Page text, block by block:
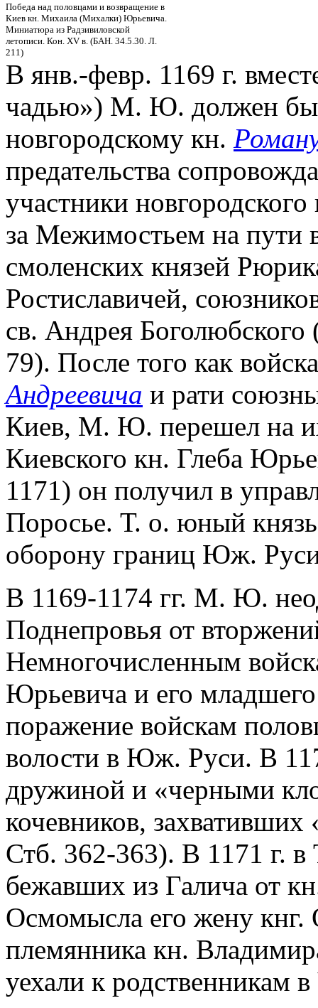
Победа над половцами и возвращение в
Киев кн. Михаила (Михалки) Юрьевича.
Миниатюра из Радзивиловской
летописи. Кон. XV в. (БАН. 34.5.30. Л.
211)
В янв.-февр. 1169 г.
чадью») М. Ю. должен
новгородскому кн.
предательства
участники
за Межимостьем на пути
смоленских князей
Ростиславичей,
св. Андрея
79). После того как
Андреевича и рати
Киев, М. Ю. перешел на
Киевского кн. Глеба
1171) он получил в
Поросье. Т. о. юный
оборону границ Юж. Руси
В 1169-1174 гг. М. Ю.
Поднепровья от
Немногочисленным
Юрьевича и его
поражение войскам
волости в Юж. Руси. В
дружиной и «черными
кочевников,
Стб. 362-363). В 1171 г.
бежавших из Галича от
Осмомысла его жену
племянника кн.
уехали к родственникам